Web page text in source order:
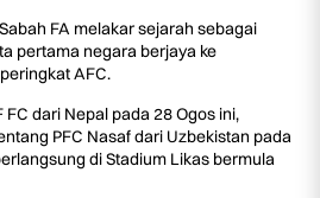
FA melakar sejarah sebagai
pertama negara berjaya ke
AFC.
dari Nepal pada 28 Ogos ini,
PFC Nasaf dari Uzbekistan pada
di Stadium Likas bermula